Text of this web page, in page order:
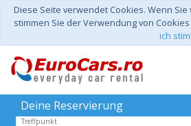
Diese Seite verwendet Cookies. Wenn
stimmen Sie der Verwendung von Cookies
ich
Deine Reservierung
Treffpunkt